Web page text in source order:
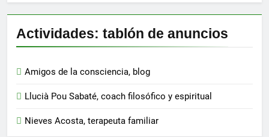
Actividades: tablón de anuncios
Amigos de la consciencia, blog
Llucià Pou Sabaté, coach filosófico y espiritual
Nieves Acosta, terapeuta familiar